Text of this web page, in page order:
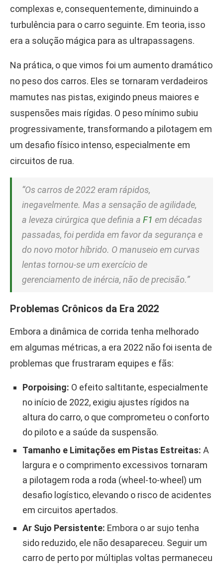
complexas e, consequentemente, diminuindo a
turbulência para o carro seguinte. Em teoria, isso
era a solução mágica para as ultrapassagens.
Na prática, o que vimos foi um aumento dramático
no peso dos carros. Eles se tornaram verdadeiros
mamutes nas pistas, exigindo pneus maiores e
suspensões mais rígidas. O peso mínimo subiu
progressivamente, transformando a pilotagem em
um desafio físico intenso, especialmente em
circuitos de rua.
“Os carros de 2022 eram rápidos,
inegavelmente. Mas a sensação de agilidade,
a leveza cirúrgica que definia a F1 em décadas
passadas, foi perdida em favor da segurança e
do novo motor híbrido. O manuseio em curvas
lentas tornou-se um exercício de
gerenciamento de inércia, não de precisão.”
Problemas Crônicos da Era 2022
Embora a dinâmica de corrida tenha melhorado
em algumas métricas, a era 2022 não foi isenta de
problemas que frustraram equipes e fãs:
Porpoising: O efeito saltitante, especialmente
no início de 2022, exigiu ajustes rígidos na
altura do carro, o que comprometeu o conforto
do piloto e a saúde da suspensão.
Tamanho e Limitações em Pistas Estreitas: A
largura e o comprimento excessivos tornaram
a pilotagem roda a roda (wheel-to-wheel) um
desafio logístico, elevando o risco de acidentes
em circuitos apertados.
Ar Sujo Persistente: Embora o ar sujo tenha
sido reduzido, ele não desapareceu. Seguir um
carro de perto por múltiplas voltas permaneceu